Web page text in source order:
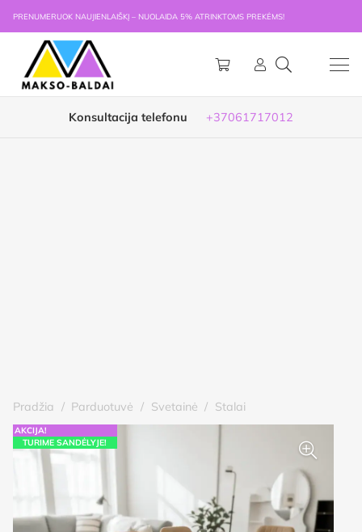
PRENUMERUOK NAUJIENLAIŠKĮ – NUOLAIDA 5% ATRINKTOMS PREKĖMS!
Konsultacija telefonu +37061717012
Pradžia / Parduotuvė / Svetainė / Stalai
AKCIJA!
TURIME SANDĖLYJE!